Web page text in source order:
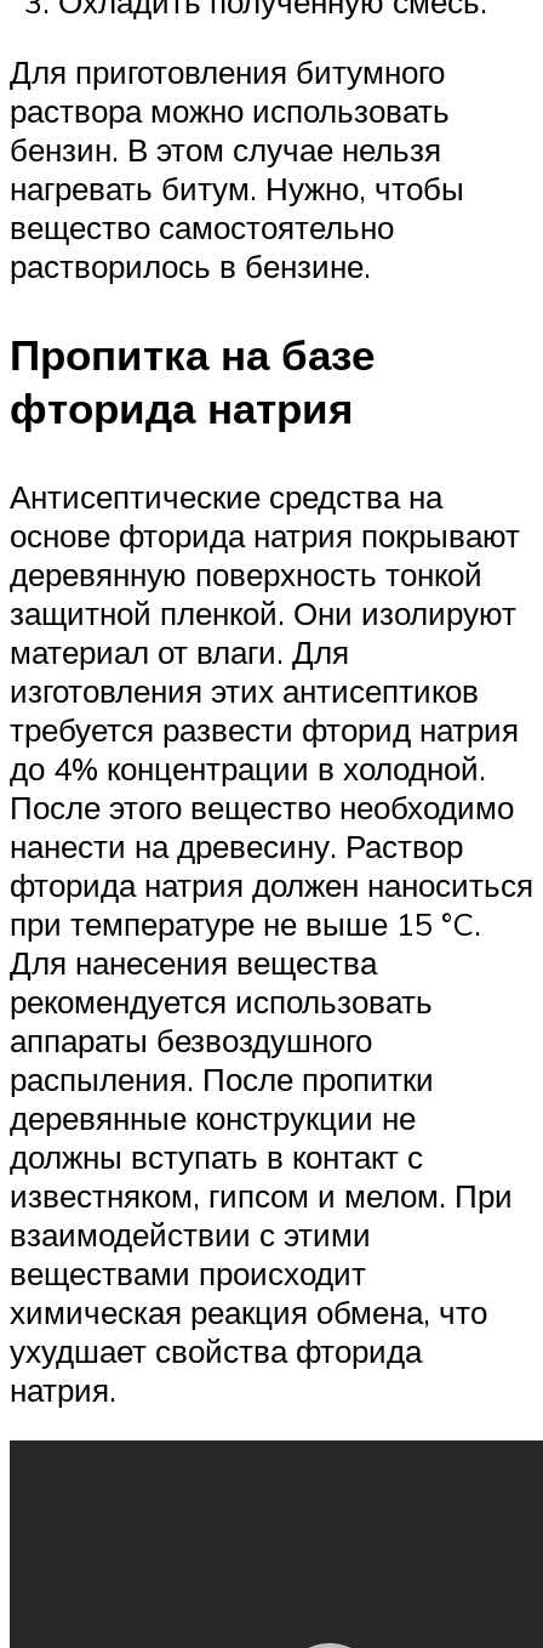
Для приготовления битумного
раствора можно использовать
бензин. В этом случае нельзя
нагревать битум. Нужно, чтобы
вещество самостоятельно
растворилось в бензине.
Пропитка на базе
фторида натрия
Антисептические средства на
основе фторида натрия покрывают
деревянную поверхность тонкой
защитной пленкой. Они изолируют
материал от влаги. Для
изготовления этих антисептиков
требуется развести фторид натрия
до 4% концентрации в холодной.
После этого вещество необходимо
нанести на древесину. Раствор
фторида натрия должен наноситься
при температуре не выше 15 °C.
Для нанесения вещества
рекомендуется использовать
аппараты безвоздушного
распыления. После пропитки
деревянные конструкции не
должны вступать в контакт с
известняком, гипсом и мелом. При
взаимодействии с этими
веществами происходит
химическая реакция обмена, что
ухудшает свойства фторида
натрия.